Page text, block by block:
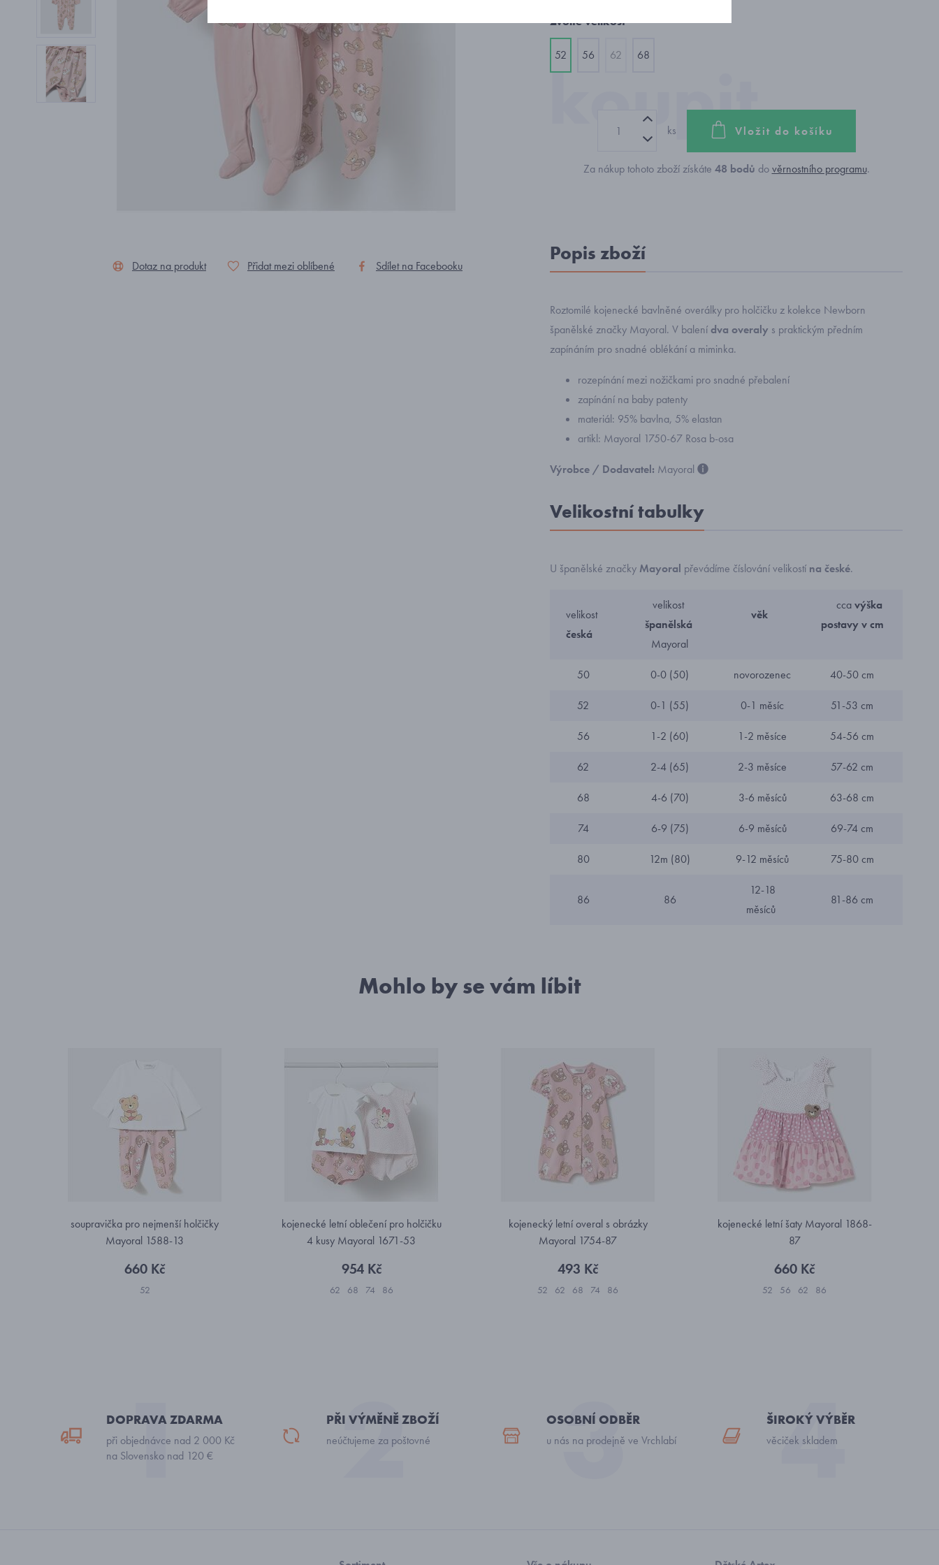
Dotaz na produkt Přidat mezi oblíbené Sdílet na Facebooku
Zvolte velikost
52 56 62 68
ks Vložit do košíku
Za nákup tohoto zboží získáte 48 bodů dověrnostního programu.
Popis zboží
Roztomilé kojenecké bavlněné overálky pro holčičku z kolekce Newborn
španělské značky Mayoral. V balenídva overaly s praktickým předním
zapínáním pro snadné oblékání a miminka.
rozepínání mezi nožičkami pro snadné přebalení
zapínání na baby patenty
materiál: 95% bavlna, 5% elastan
artikl: Mayoral 1750-67 Rosa b-osa
Výrobce / Dodavatel: Mayoral
Velikostní tabulky
U španělské značky Mayoral převádíme číslování velikostí na české.
velikost
česká
velikost
španělská
Mayoral
věk
ccavýška
postavy v cm
50 0-0 (50) novorozenec 40-50 cm
52 0-1 (55) 0-1 měsíc 51-53 cm
56 1-2 (60) 1-2 měsíce 54-56 cm
62 2-4 (65) 2-3 měsíce 57-62 cm
68 4-6 (70) 3-6 měsíců 63-68 cm
74 6-9 (75) 6-9 měsíců 69-74 cm
80 12m (80) 9-12 měsíců 75-80 cm
86 86
12-18
měsíců
81-86 cm
Mohlo by se vám líbit
soupravička pro nejmenší holčičky
Mayoral 1588-13
660 Kč
52
kojenecké letní oblečení pro holčičku
4 kusy Mayoral 1671-53
954 Kč
62 68 74 86
kojenecký letní overal s obrázky
Mayoral 1754-87
493 Kč
52 62 68 74 86
kojenecké letní šaty Mayoral 1868-
87
660 Kč
52 56 62 86
DOPRAVA ZDARMA
při objednávce nad 2 000 Kč
na Slovensko nad 120 €
PŘI VÝMĚNĚ ZBOŽÍ
neúčtujeme za poštovné
OSOBNÍ ODBĚR
u nás na prodejně ve Vrchlabí
ŠIROKÝ VÝBĚR
věciček skladem